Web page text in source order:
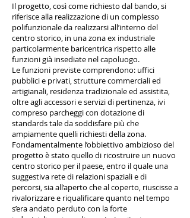
Il progetto, così come richiesto dal bando, si
riferisce alla realizzazione di un complesso
polifunzionale da realizzarsi all’interno del
centro storico, in una zona ex industriale
particolarmente baricentrica rispetto alle
funzioni già insediate nel capoluogo.
Le funzioni previste comprendono: uffici
pubblici e privati, strutture commerciali ed
artigianali, residenza tradizionale ed assistita,
oltre agli accessori e servizi di pertinenza, ivi
compreso parcheggi con dotazione di
standards tale da soddisfare più che
ampiamente quelli richiesti della zona.
Fondamentalmente l’obbiettivo ambizioso del
progetto è stato quello di ricostruire un nuovo
centro storico per il paese, entro il quale una
suggestiva rete di relazioni spaziali e di
percorsi, sia all’aperto che al coperto, riuscisse a
rivalorizzare e riqualificare quanto nel tempo
s’era andato perduto con la forte